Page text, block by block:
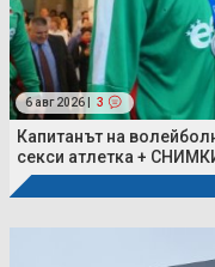
6 авг 2026 | 3
Капитанът на
секси атлетка +